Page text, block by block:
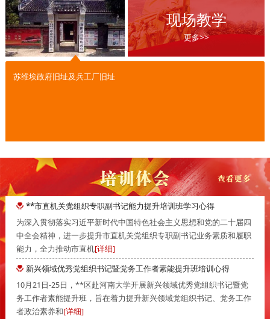
现场教学
更多>>
苏维埃政府旧址及兵工厂旧址
**市直机关党组织专职副书记能力提升培训班学习心得
为深入贯彻落实习近平新时代中国特色社会主义思想和党的二十届四
中全会精神，进一步提升市直机关党组织专职副书记业务素质和履职
能力，全力推动市直机[详细]
新兴领域优秀党组织书记暨党务工作者素能提升班培训心得
10月21日-25日，**区赴河南大学开展新兴领域优秀党组织书记暨党
务工作者素能提升班，旨在着力提升新兴领域党组织书记、党务工作
者政治素养和[详细]